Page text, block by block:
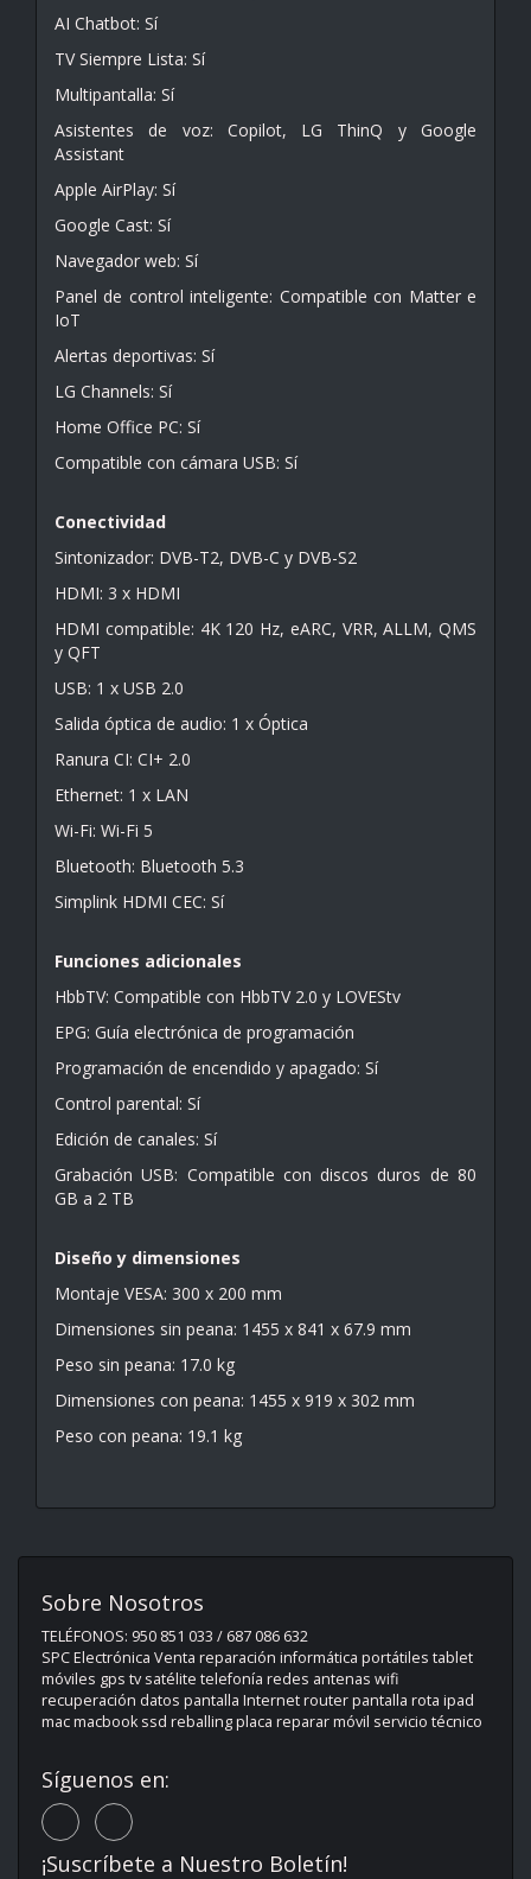
AI Chatbot: Sí
TV Siempre Lista: Sí
Multipantalla: Sí
Asistentes de voz: Copilot, LG ThinQ y Google
Assistant
Apple AirPlay: Sí
Google Cast: Sí
Navegador web: Sí
Panel de control inteligente: Compatible con Matter e
IoT
Alertas deportivas: Sí
LG Channels: Sí
Home Office PC: Sí
Compatible con cámara USB: Sí
Conectividad
Sintonizador: DVB-T2, DVB-C y DVB-S2
HDMI: 3 x HDMI
HDMI compatible: 4K 120 Hz, eARC, VRR, ALLM, QMS
y QFT
USB: 1 x USB 2.0
Salida óptica de audio: 1 x Óptica
Ranura CI: CI+ 2.0
Ethernet: 1 x LAN
Wi-Fi: Wi-Fi 5
Bluetooth: Bluetooth 5.3
Simplink HDMI CEC: Sí
Funciones adicionales
HbbTV: Compatible con HbbTV 2.0 y LOVEStv
EPG: Guía electrónica de programación
Programación de encendido y apagado: Sí
Control parental: Sí
Edición de canales: Sí
Grabación USB: Compatible con discos duros de 80
GB a 2 TB
Diseño y dimensiones
Montaje VESA: 300 x 200 mm
Dimensiones sin peana: 1455 x 841 x 67.9 mm
Peso sin peana: 17.0 kg
Dimensiones con peana: 1455 x 919 x 302 mm
Peso con peana: 19.1 kg
Sobre Nosotros
TELÉFONOS: 950 851 033 / 687 086 632
SPC Electrónica Venta reparación informática portátiles tablet
móviles gps tv satélite telefonía redes antenas wifi
recuperación datos pantalla Internet router pantalla rota ipad
mac macbook ssd reballing placa reparar móvil servicio técnico
Síguenos en:
¡Suscríbete a Nuestro Boletín!